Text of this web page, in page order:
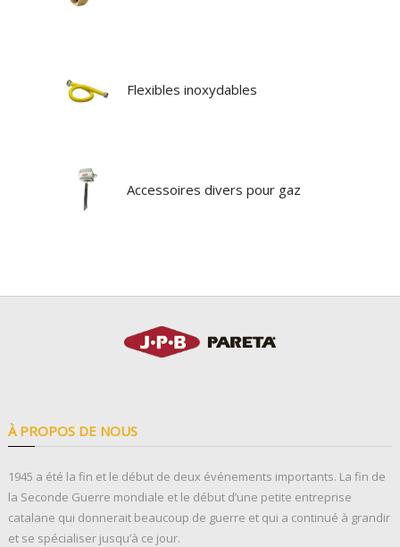
Flexibles inoxydables
Accessoires divers pour gaz
À PROPOS DE NOUS
1945 a été la fin et le début de deux événements importants. La fin de
la Seconde Guerre mondiale et le début d’une petite entreprise
catalane qui donnerait beaucoup de guerre et qui a continué à grandir
et se spécialiser jusqu’à ce jour.